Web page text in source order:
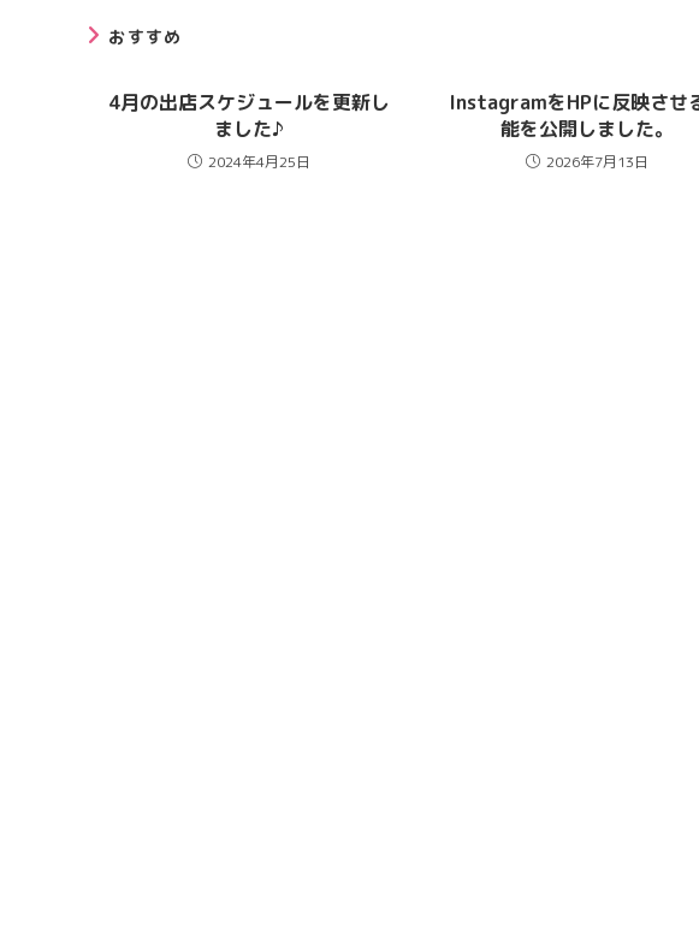
おすすめ
4月の出店スケジュールを更新し
ました♪
2024年4月25日
InstagramをHPに反映させ
能を公開しました。
2026年7月13日